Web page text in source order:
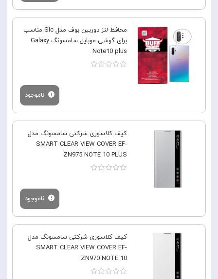
محافظ لنز دوربین بوف مدل Slc مناسب
برای گوشی موبایل سامسونگ Galaxy
Note10 plus
ناموجود
کیف کلاسوری شرکتی سامسونگ مدل
SMART CLEAR VIEW COVER EF-
ZN975 NOTE 10 PLUS
ناموجود
کیف کلاسوری شرکتی سامسونگ مدل
SMART CLEAR VIEW COVER EF-
ZN970 NOTE 10